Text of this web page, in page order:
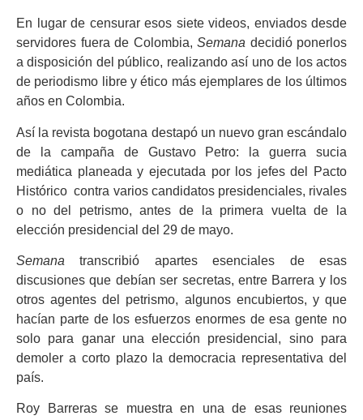
En lugar de censurar esos siete videos, enviados desde
servidores fuera de Colombia, Semana decidió ponerlos
a disposición del público, realizando así uno de los actos
de periodismo libre y ético más ejemplares de los últimos
años en Colombia.
Así la revista bogotana destapó un nuevo gran escándalo
de la campaña de Gustavo Petro: la guerra sucia
mediática planeada y ejecutada por los jefes del Pacto
Histórico contra varios candidatos presidenciales, rivales
o no del petrismo, antes de la primera vuelta de la
elección presidencial del 29 de mayo.
Semana transcribió apartes esenciales de esas
discusiones que debían ser secretas, entre Barrera y los
otros agentes del petrismo, algunos encubiertos, y que
hacían parte de los esfuerzos enormes de esa gente no
solo para ganar una elección presidencial, sino para
demoler a corto plazo la democracia representativa del
país.
Roy Barreras se muestra en una de esas reuniones